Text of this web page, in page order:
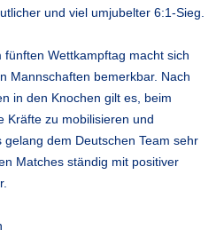
und viel umjubelter 6:1-Sieg.
Wettkampftag macht sich
Mannschaften bemerkbar. Nach
in den Knochen gilt es, beim
Kräfte zu mobilisieren und
dem Deutschen Team sehr
Matches ständig mit positiver